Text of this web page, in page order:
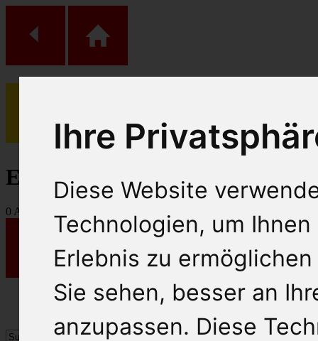
Ihre
Diese Website
Technologien, um
Erlebnis zu
Sie sehen, besser an
anzupassen. Diese
(0)
Einkaufs Wagen
0 Artikel